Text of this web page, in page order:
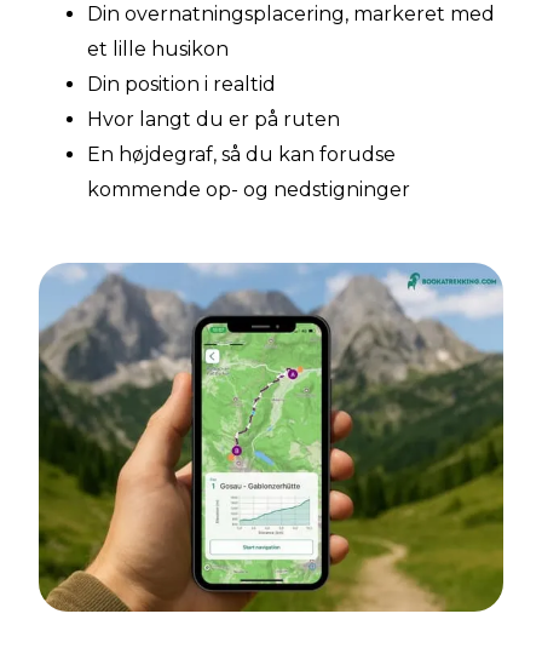
Din overnatningsplacering, markeret med
et lille husikon
Din position i realtid
Hvor langt du er på ruten
En højdegraf, så du kan forudse
kommende op- og nedstigninger